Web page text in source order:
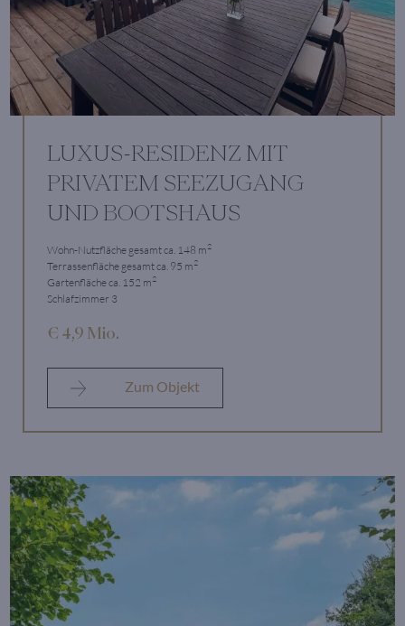
LUXUS-RESIDENZ MIT
PRIVATEM SEEZUGANG
UND BOOTSHAUS
Wohn-Nutzfläche gesamt ca. 148 m2
Terrassenfläche gesamt ca. 95 m2
Gartenfläche ca. 152 m2
Schlafzimmer 3
€ 4,9 Mio.
Zum Objekt